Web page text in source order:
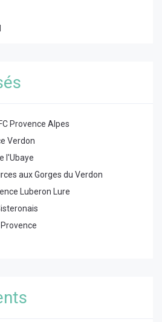
Provence Alpes
Verdon
l'Ubaye
aux Gorges du Verdon
Luberon Lure
Provence